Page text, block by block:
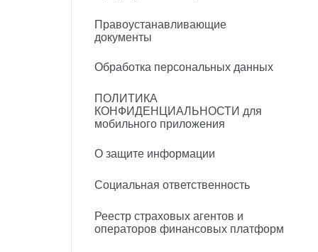
Правоустанавливающие
документы
Обработка персональных данных
ПОЛИТИКА
КОНФИДЕНЦИАЛЬНОСТИ для
мобильного приложения
О защите информации
Социальная ответственность
Реестр страховых агентов и
операторов финансовых платформ